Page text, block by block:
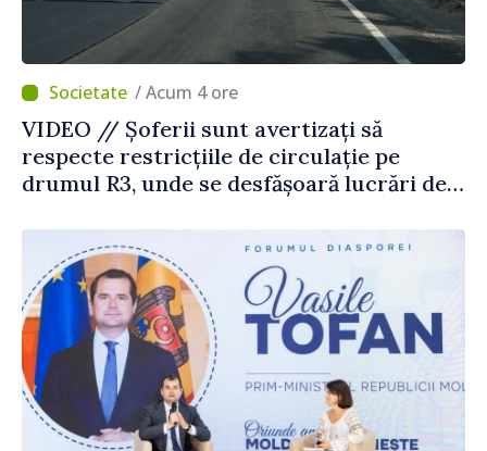
/ Acum 4 ore
VIDEO // Șoferii sunt avertizați să
respecte restricțiile de circulație pe
drumul R3, unde se desfășoară lucrări de